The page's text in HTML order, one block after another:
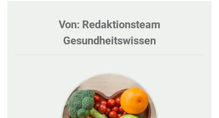
Von: Redaktionsteam
Gesundheitswissen